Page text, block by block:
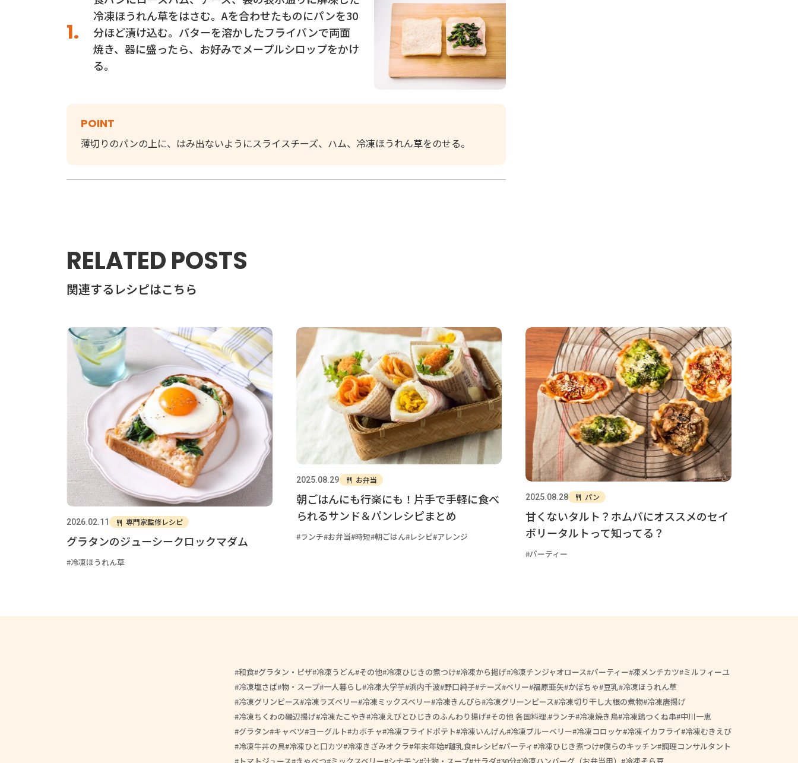
冷凍ほうれん草をはさむ。Aを合わせたものにパンを30
分ほど漬け込む。バターを溶かしたフライパンで両面
焼き、器に盛ったら、お好みでメープルシロップをかけ
る。
POINT
薄切りのパンの上に、はみ出ないようにスライスチーズ、ハム、冷凍ほうれん草をのせる。
RELATED POSTS
関連するレシピはこちら
2026.02.11 専門家監修レシピ
グラタンのジューシークロックマダム
冷凍ほうれん草
2025.08.29 お弁当
朝ごはんにも行楽にも！片手で手軽に食べ
られるサンド＆パンレシピまとめ
ランチ お弁当 時短 朝ごはん レシピ アレンジ
2025.08.28 パン
甘くないタルト？ホムパにオススメのセイ
ボリータルトって知ってる？
パーティー
和食 グラタン・ピザ 冷凍うどん その他 冷凍ひじきの煮つけ 冷凍から揚げ 冷凍チンジャオロース パーティー 凍メンチカツ ミルフィーユ
冷凍塩さば 物・スープ 一人暮らし 冷凍大学芋 浜内千波 野口純子 チーズ ベリー 福原亜矢 かぼちゃ 豆乳 冷凍ほうれん草
冷凍グリンピース 冷凍ラズベリー 冷凍ミックスベリー 冷凍きんぴら 冷凍グリーンピース 冷凍切り干し大根の煮物 冷凍唐揚げ
冷凍ちくわの磯辺揚げ 冷凍たこやき 冷凍えびとひじきのふんわり揚げ その他 各国料理. ランチ 冷凍焼き鳥 冷凍鶏つくね串 中川一恵
グラタン キャベツ ヨーグルト カボチャ 冷凍フライドポテト 冷凍いんげん 冷凍ブルーベリー 冷凍コロッケ 冷凍イカフライ 冷凍むきえび
冷凍牛丼の具 冷凍ひと口カツ 冷凍きざみオクラ 年末年始 離乳食 レシピ パーティ 冷凍ひじき煮つけ 僕らのキッチン 調理コンサルタント